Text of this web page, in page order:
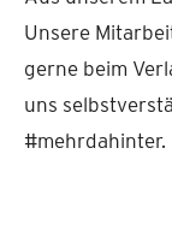
Unsere
gerne beim
uns
#mehrdahinter.